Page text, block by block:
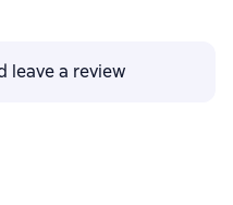
leave a review